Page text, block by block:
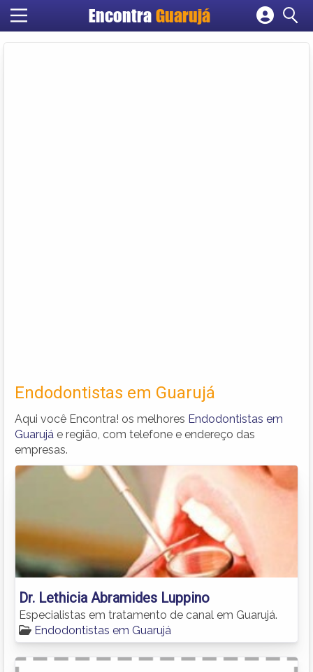
Encontra Guarujá
Cadastrar empresa
Endodontistas em Guarujá
Aqui você Encontra! os melhores Endodontistas em
Guarujá e região, com telefone e endereço das
empresas.
Dr. Lethicia Abramides Luppino
Especialistas em tratamento de canal em Guarujá.
Endodontistas em Guarujá